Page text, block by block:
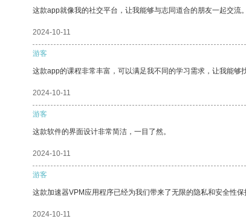
这款app就像我的社交平台，让我能够与志同道合的朋友一起交流。
2024-10-11
游客
这款app的课程非常丰富，可以满足我不同的学习需求，让我能够
2024-10-11
游客
这款软件的界面设计非常简洁，一目了然。
2024-10-11
游客
这款加速器VPM应用程序已经为我们带来了无限的隐私和安全性保
2024-10-11